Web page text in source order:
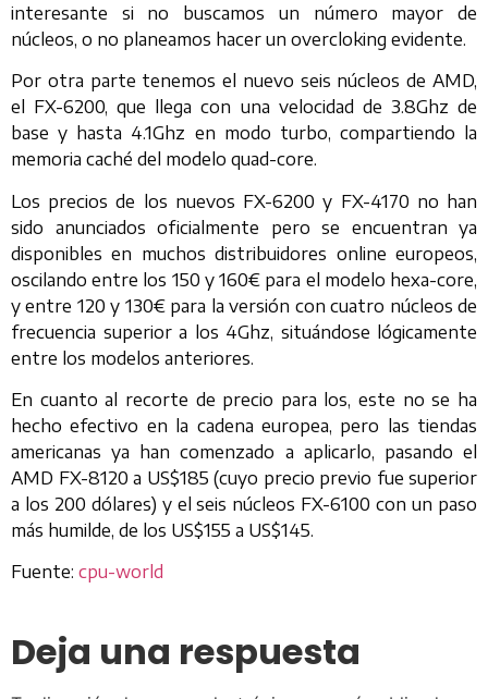
interesante si no buscamos un número mayor de
núcleos, o no planeamos hacer un overcloking evidente.
Por otra parte tenemos el nuevo seis núcleos de AMD,
el FX-6200, que llega con una velocidad de 3.8Ghz de
base y hasta 4.1Ghz en modo turbo, compartiendo la
memoria caché del modelo quad-core.
Los precios de los nuevos FX-6200 y FX-4170 no han
sido anunciados oficialmente pero se encuentran ya
disponibles en muchos distribuidores online europeos,
oscilando entre los 150 y 160€ para el modelo hexa-core,
y entre 120 y 130€ para la versión con cuatro núcleos de
frecuencia superior a los 4Ghz, situándose lógicamente
entre los modelos anteriores.
En cuanto al recorte de precio para los, este no se ha
hecho efectivo en la cadena europea, pero las tiendas
americanas ya han comenzado a aplicarlo, pasando el
AMD FX-8120 a US$185 (cuyo precio previo fue superior
a los 200 dólares) y el seis núcleos FX-6100 con un paso
más humilde, de los US$155 a US$145.
Fuente: cpu-world
Deja una respuesta